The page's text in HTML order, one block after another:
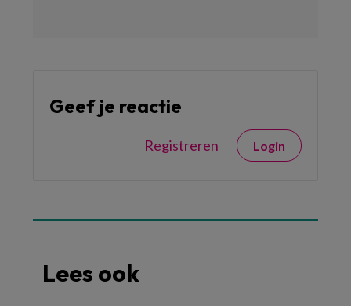
Geef je reactie
Registreren Login
Lees ook